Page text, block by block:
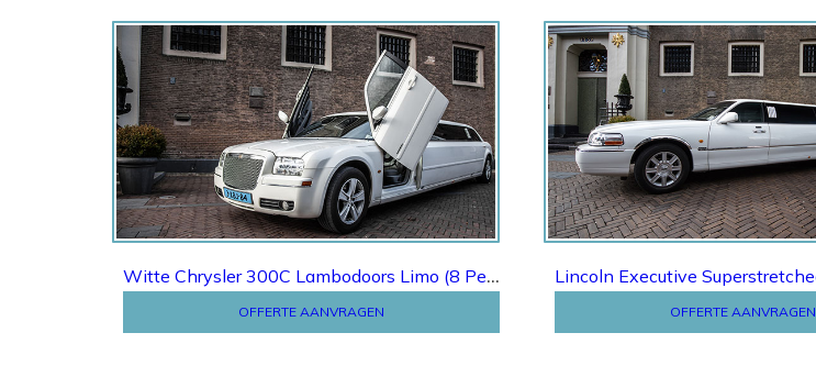
Offerte
Witte Chrysler 300C Lambodoors Limo (8 Pers.)
OFFERTE AANVRAGEN
Offerte
OFFERTE AANVRAGEN